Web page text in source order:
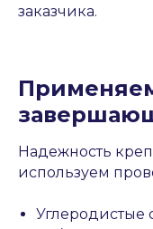
заказчика.
Надежность
используем
Углеродистые